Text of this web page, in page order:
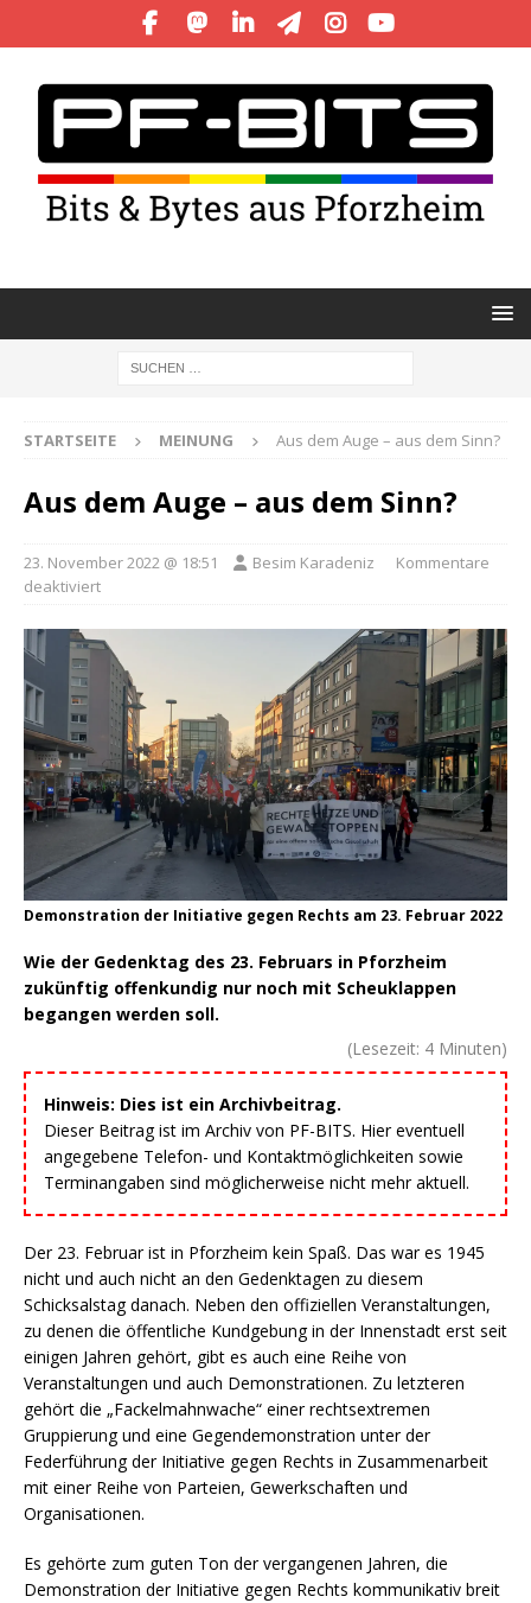
STARTSEITE MEINUNG Aus dem Auge – aus dem Sinn?
Aus dem Auge – aus dem Sinn?
23. November 2022 @ 18:51 Besim Karadeniz
Kommentare
deaktiviert
Demonstration der Initiative gegen Rechts am 23. Februar 2022
Wie der Gedenktag des 23. Februars in Pforzheim
zukünftig offenkundig nur noch mit Scheuklappen
begangen werden soll.
(Lesezeit: 4 Minuten)
Hinweis: Dies ist ein Archivbeitrag.
Dieser Beitrag ist im Archiv von PF-BITS. Hier eventuell
angegebene Telefon- und Kontaktmöglichkeiten sowie
Terminangaben sind möglicherweise nicht mehr aktuell.
Der 23. Februar ist in Pforzheim kein Spaß. Das war es 1945
nicht und auch nicht an den Gedenktagen zu diesem
Schicksalstag danach. Neben den offiziellen Veranstaltungen,
zu denen die öffentliche Kundgebung in der Innenstadt erst seit
einigen Jahren gehört, gibt es auch eine Reihe von
Veranstaltungen und auch Demonstrationen. Zu letzteren
gehört die „Fackelmahnwache“ einer rechtsextremen
Gruppierung und eine Gegendemonstration unter der
Federführung der Initiative gegen Rechts in Zusammenarbeit
mit einer Reihe von Parteien, Gewerkschaften und
Organisationen.
Es gehörte zum guten Ton der vergangenen Jahren, die
Demonstration der Initiative gegen Rechts kommunikativ breit